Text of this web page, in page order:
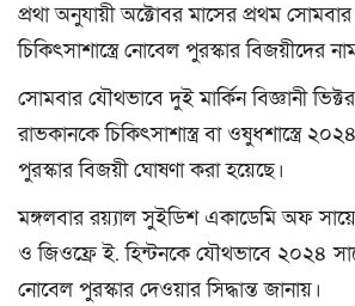
প্রথা অনুযায়ী অক্টোবর মাসের প্রথম
চিকিৎসাশাস্ত্রে নোবেল পুরস্কার বিজয়ীদের
সোমবার যৌথভাবে দুই মার্কিন বিজ্ঞানী
রাভকানকে চিকিৎসাশাস্ত্র বা ওষুধশাস্ত্রে
পুরস্কার বিজয়ী ঘোষণা করা হয়েছে।
মঙ্গলবার রয়্যাল সুইডিশ একাডেমি অফ
ও জিওফ্রে ই. হিন্টনকে যৌথভাবে ২০২৪
নোবেল পুরস্কার দেওয়ার সিদ্ধান্ত জানায়।